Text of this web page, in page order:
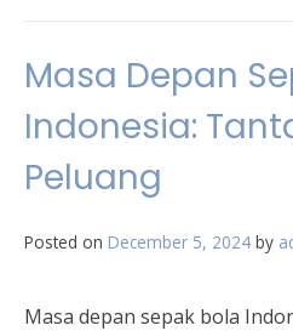
Masa Depan
Indonesia:
Peluang
Posted on December 5, 2024 by
Masa depan sepak bola